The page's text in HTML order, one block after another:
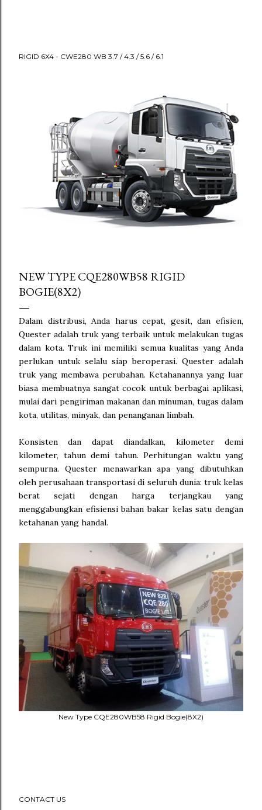
RIGID 6X4 - CWE280 WB 3.7 / 4.3 / 5.6 / 6.1
NEW TYPE CQE280WB58 RIGID
BOGIE(8X2)
Dalam distribusi, Anda harus cepat, gesit, dan efisien,
Quester adalah truk yang terbaik untuk melakukan tugas
dalam kota. Truk ini memiliki semua kualitas yang Anda
perlukan untuk selalu siap beroperasi. Quester adalah
truk yang membawa perubahan. Ketahanannya yang luar
biasa membuatnya sangat cocok untuk berbagai aplikasi,
mulai dari pengiriman makanan dan minuman, tugas dalam
kota, utilitas, minyak, dan penanganan limbah.
Konsisten dan dapat diandalkan, kilometer demi
kilometer, tahun demi tahun. Perhitungan waktu yang
sempurna. Quester menawarkan apa yang dibutuhkan
oleh perusahaan transportasi di seluruh dunia: truk kelas
berat sejati dengan harga terjangkau yang
menggabungkan efisiensi bahan bakar kelas satu dengan
ketahanan yang handal.
New Type CQE280WB58 Rigid Bogie(8X2)
CONTACT US